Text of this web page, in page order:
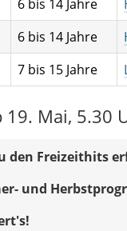
6 bis 14 Jahre
6 bis 14 Jahre
7 bis 15 Jahre
Mai, 5.30
den Freizeithits
und